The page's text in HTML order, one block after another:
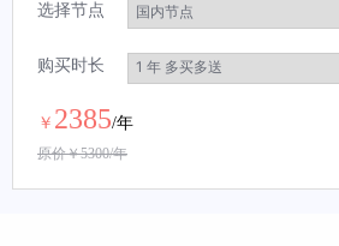
选择节点
购买时长
￥ 2385/年
原价￥5300/年